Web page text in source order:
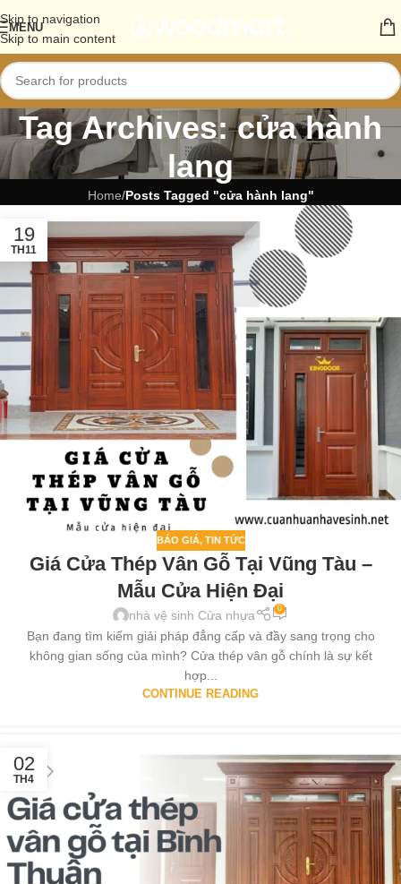
Skip to navigation
Skip to main content
MENU
Tag Archives: cửa hành
lang
Home/Posts Tagged "cửa hành lang"
19
TH11
BÁO GIÁ, TIN TỨC
Giá Cửa Thép Vân Gỗ Tại Vũng Tàu –
Mẫu Cửa Hiện Đại
nhà vệ sinh Cửa nhựa 0
Bạn đang tìm kiếm giải pháp đẳng cấp và đầy sang trọng cho
không gian sống của mình? Cửa thép vân gỗ chính là sự kết
hợp...
CONTINUE READING
02
TH4